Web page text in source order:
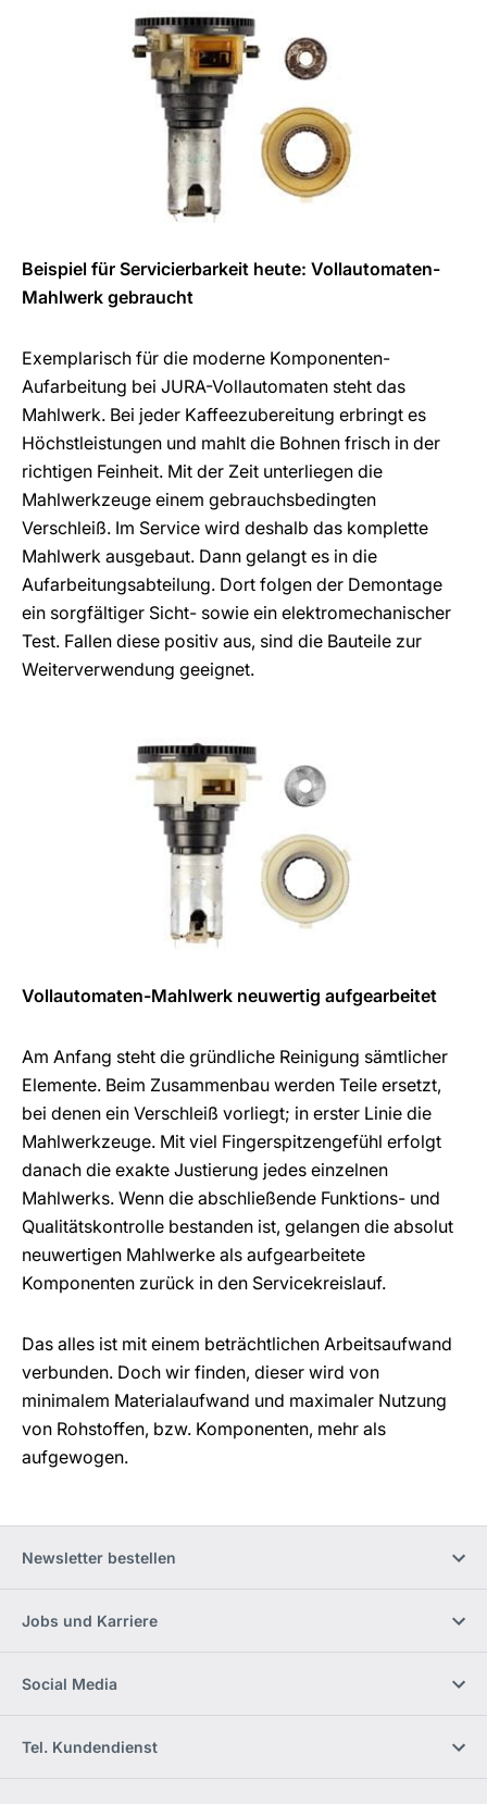
Beispiel für Servicierbarkeit heute: Vollautomaten-
Mahlwerk gebraucht
Exemplarisch für die moderne Komponenten-
Aufarbeitung bei JURA-Vollautomaten steht das
Mahlwerk. Bei jeder Kaffeezubereitung erbringt es
Höchstleistungen und mahlt die Bohnen frisch in der
richtigen Feinheit. Mit der Zeit unterliegen die
Mahlwerkzeuge einem gebrauchsbedingten
Verschleiß. Im Service wird deshalb das komplette
Mahlwerk ausgebaut. Dann gelangt es in die
Aufarbeitungsabteilung. Dort folgen der Demontage
ein sorgfältiger Sicht- sowie ein elektromechanischer
Test. Fallen diese positiv aus, sind die Bauteile zur
Weiterverwendung geeignet.
Vollautomaten-Mahlwerk neuwertig aufgearbeitet
Am Anfang steht die gründliche Reinigung sämtlicher
Elemente. Beim Zusammenbau werden Teile ersetzt,
bei denen ein Verschleiß vorliegt; in erster Linie die
Mahlwerkzeuge. Mit viel Fingerspitzengefühl erfolgt
danach die exakte Justierung jedes einzelnen
Mahlwerks. Wenn die abschließende Funktions- und
Qualitätskontrolle bestanden ist, gelangen die absolut
neuwertigen Mahlwerke als aufgearbeitete
Komponenten zurück in den Servicekreislauf.
Das alles ist mit einem beträchtlichen Arbeitsaufwand
verbunden. Doch wir finden, dieser wird von
minimalem Materialaufwand und maximaler Nutzung
von Rohstoffen, bzw. Komponenten, mehr als
aufgewogen.
Newsletter bestellen
Jobs und Karriere
Social Media
Tel. Kundendienst